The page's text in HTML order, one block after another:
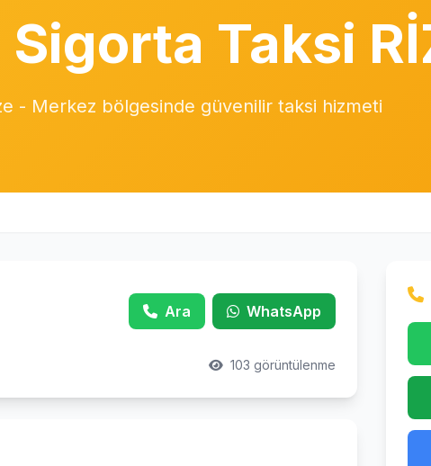
Taksi
- Merkez bölgesinde güvenilir taksi hizmeti
Ara WhatsApp
103 görüntülenme